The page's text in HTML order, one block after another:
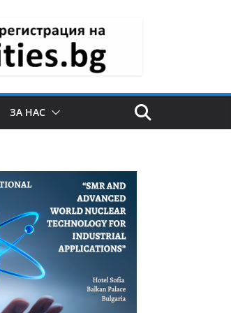
ЗА НАС